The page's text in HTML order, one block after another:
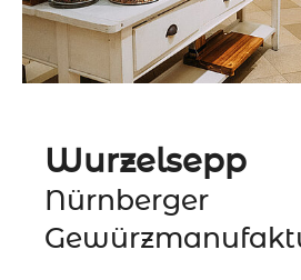
Wurzelsepp
Nürnberger